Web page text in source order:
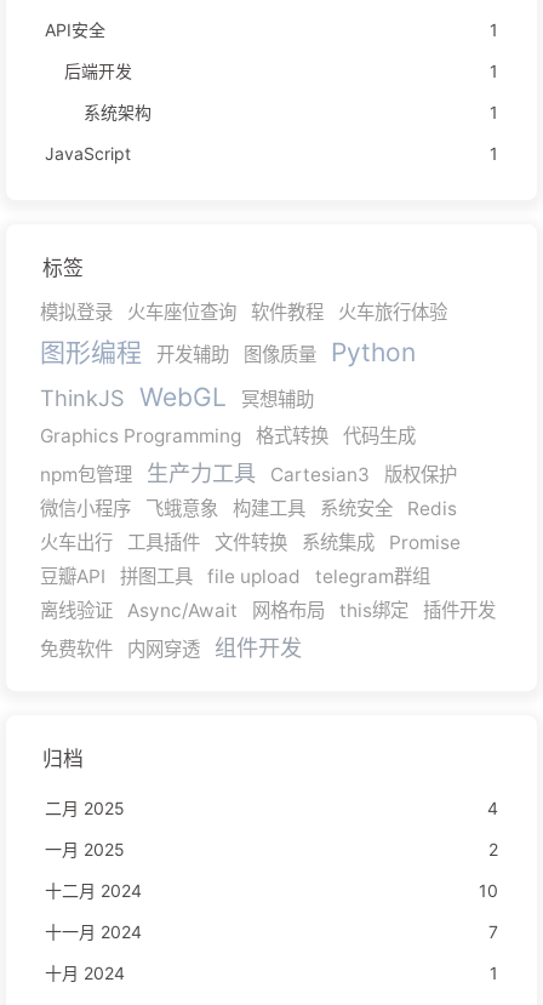
API安全
1
后端开发
1
系统架构
1
JavaScript
1
标签
模拟登录 火车座位查询 软件教程 火车旅行体验
图形编程 开发辅助 图像质量 Python
ThinkJS WebGL
冥想辅助
Graphics Programming
格式转换
代码生成
npm包管理
生产力工具 Cartesian3
版权保护
微信小程序
飞蛾意象 构建工具 系统安全
Redis
火车出行
工具插件 文件转换 系统集成
Promise
豆瓣API
拼图工具 file upload
telegram群组
离线验证
Async/Await 网格布局 this绑定
插件开发
免费软件
内网穿透 组件开发
归档
二月 2025
4
一月 2025
2
十二月 2024
10
十一月 2024
7
十月 2024
1